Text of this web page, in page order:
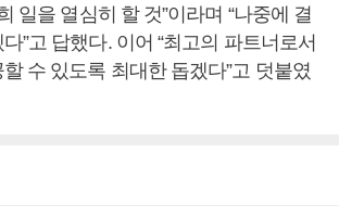
일을 열심히 할 것”이라며 “나중에 결
”고 답했다. 이어 “최고의 파트너로서
수 있도록 최대한 돕겠다”고 덧붙였